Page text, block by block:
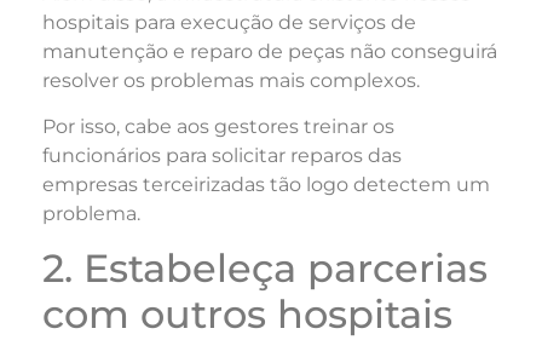
hospitais para execução de serviços de
manutenção e reparo de peças não conseguirá
resolver os problemas mais complexos.
Por isso, cabe aos gestores treinar os
funcionários para solicitar reparos das
empresas terceirizadas tão logo detectem um
problema.
2. Estabeleça parcerias
com outros hospitais